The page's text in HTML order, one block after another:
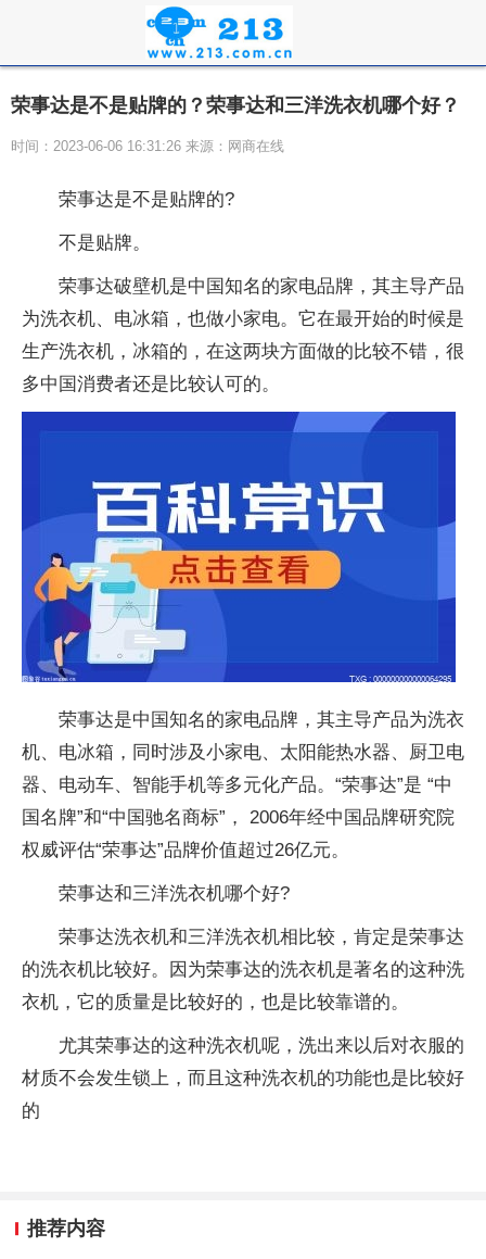
荣事达是不是贴牌的？荣事达和三洋洗衣机哪个好？
时间：2023-06-06 16:31:26 来源：网商在线
荣事达是不是贴牌的?
不是贴牌。
荣事达破壁机是中国知名的家电品牌，其主导产品
为洗衣机、电冰箱，也做小家电。它在最开始的时候是
生产洗衣机，冰箱的，在这两块方面做的比较不错，很
多中国消费者还是比较认可的。
荣事达是中国知名的家电品牌，其主导产品为洗衣
机、电冰箱，同时涉及小家电、太阳能热水器、厨卫电
器、电动车、智能手机等多元化产品。“荣事达”是 “中
国名牌”和“中国驰名商标”， 2006年经中国品牌研究院
权威评估“荣事达”品牌价值超过26亿元。
荣事达和三洋洗衣机哪个好?
荣事达洗衣机和三洋洗衣机相比较，肯定是荣事达
的洗衣机比较好。因为荣事达的洗衣机是著名的这种洗
衣机，它的质量是比较好的，也是比较靠谱的。
尤其荣事达的这种洗衣机呢，洗出来以后对衣服的
材质不会发生锁上，而且这种洗衣机的功能也是比较好
的
推荐内容